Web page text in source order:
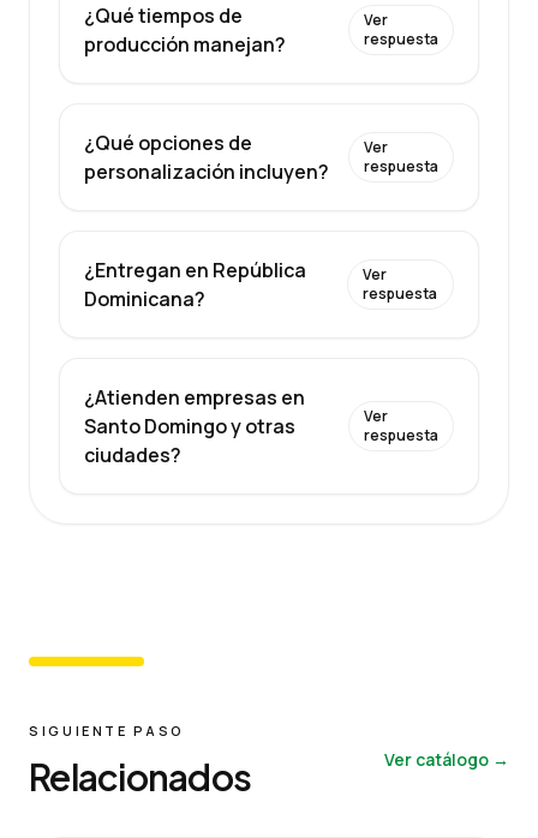
¿Qué tiempos de
producción manejan?
Ver
respuesta
¿Qué opciones de
personalización incluyen?
Ver
respuesta
¿Entregan en República
Dominicana?
Ver
respuesta
¿Atienden empresas en
Santo Domingo y otras
ciudades?
Ver
respuesta
SIGUIENTE PASO
Relacionados Ver catálogo →